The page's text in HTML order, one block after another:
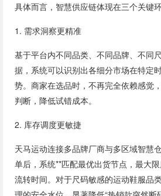
具体而言，智慧供应链体现在三个关键
1. 需求洞察更精准
基于平台内不同品类、不同品牌、不同
据，系统可以识别出各细分市场在特定
势。商家在选品时，不再完全依赖感觉
判断，降低试错成本。
2. 库存调度更敏捷
天马运动连接多品牌厂商与多区域智慧
单后，系统**匹配最优出货节点，最大
流转时间。对于尺码敏感的运动鞋服品